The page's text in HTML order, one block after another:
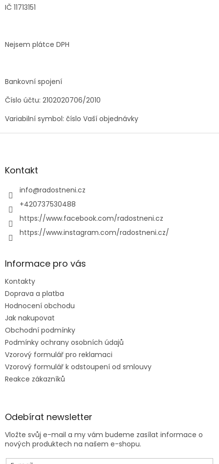
IČ 11713151
Nejsem plátce DPH
Bankovní spojení
Číslo účtu: 2102020706/2010
Variabilní symbol: číslo Vaší objednávky
Z
aKontakt
info@radostneni.cz
+420737530488
https://www.facebook.com/radostneni.cz
https://www.instagram.com/radostneni.cz/
Informace pro vás
Kontakty
Doprava a platba
Hodnocení obchodu
Jak nakupovat
Obchodní podmínky
Podmínky ochrany osobních údajů
Vzorový formulář pro reklamaci
Vzorový formulář k odstoupení od smlouvy
Reakce zákazníků
Odebírat newsletter
Vložte svůj e-mail a my vám budeme zasílat informace o
nových produktech na našem e-shopu.